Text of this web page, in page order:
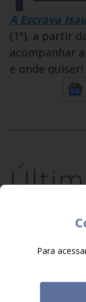
A Escrava
(1º), a partir
acompanhar
e onde quiser!
Para